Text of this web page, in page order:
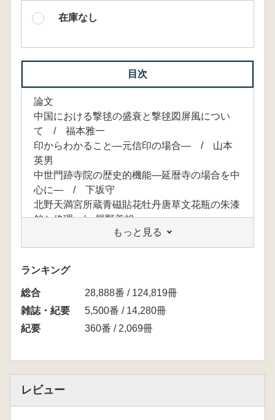
在庫なし
目次
論文
中国における撃毬の盛衰と撃毬図屏風につい
て / 福本雅一
印からわかること―元信印の場合― / 山本
英男
中世門跡寺院の歴史的機能―延暦寺の場合を中
心に― / 下坂守
北野天満宮所蔵青磁貼花牡丹唐草文花瓶の朱漆
銘と修理 / 尾野善裕
古代の鉄生産について―美濃・金生山の鉄をめ
ぐって― / 八賀晋
史料目録
京都国立博物館所蔵文書「例規録」件名目
録 / 館史編纂班
もっと見る
ランキング
総合
28,888番 / 124,819冊
雑誌・紀要
5,500番 / 14,280冊
紀要
360番 / 2,069冊
レビュー